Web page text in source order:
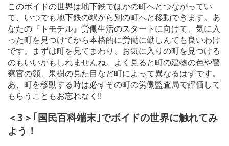
このボイドの世界は地下鉄でほかの町へとつながってい
て、いつでも地下鉄の駅から別の町へと移動できます。あ
なたの『トモチル』労働生活のスタートに向けて、気に入
った町を見つけてから本格的に労働に勤しんでも良いわけ
です。まずは町を見てまわり、お気に入りの町を見つける
のもいいかもしれませんね。よく見ると町の建物の色や警
察官の顔、果樹の見た目など町によって異なるはずです。
あ、町を移動する時は必ずその町の労働監査局で評価して
もらうこともお忘れなく!!
＜3＞｢国民百科端末｣でボイドの世界に触れてみ
よう！